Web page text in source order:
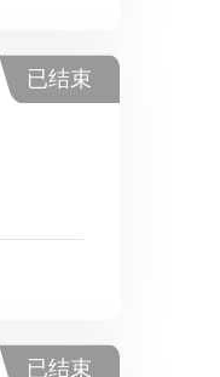
已结束
已结束